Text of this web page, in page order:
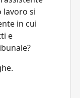
lavoro si
in cui
e